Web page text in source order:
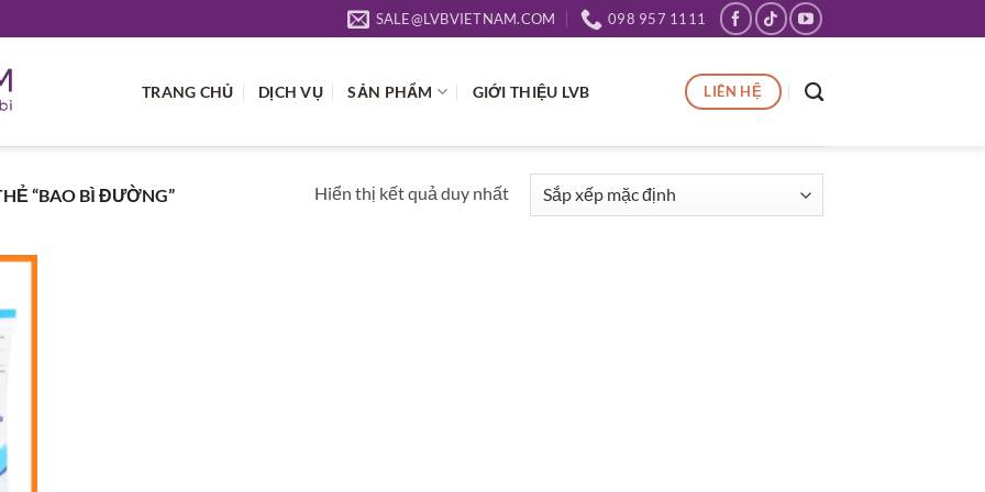
SALE@LVBVIETNAM.COM 098 957 1111
TRANG CHỦ DỊCH VỤ SẢN PHẨM GIỚI THIỆU LVB LIÊN HỆ
“BAO BÌ ĐƯỜNG” Hiển thị kết quả duy nhất
to